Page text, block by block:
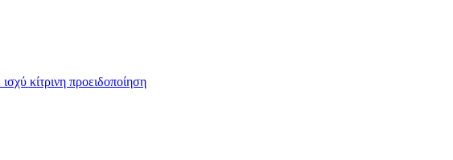
κίτρινη προειδοποίηση